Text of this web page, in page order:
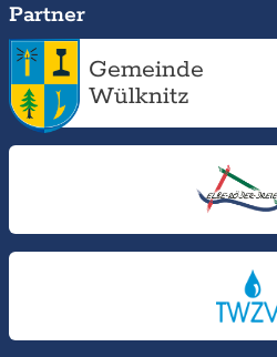
Partner
Gemeinde
Wülknitz